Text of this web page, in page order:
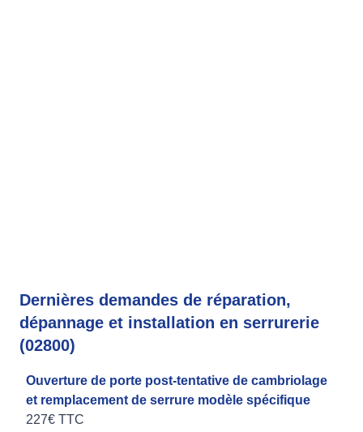
Dernières demandes de réparation,
dépannage et installation en serrurerie
(02800)
Ouverture de porte post-tentative de cambriolage
et remplacement de serrure modèle spécifique
227€ TTC